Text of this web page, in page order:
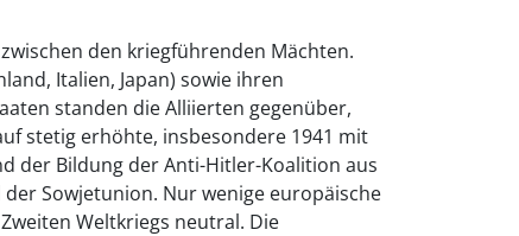
den kriegführenden Mächten.
Italien, Japan) sowie ihren
standen die Alliierten gegenüber,
stetig erhöhte, insbesondere 1941 mit
der Bildung der Anti-Hitler-Koalition aus
Sowjetunion. Nur wenige europäische
Weltkriegs neutral. Die